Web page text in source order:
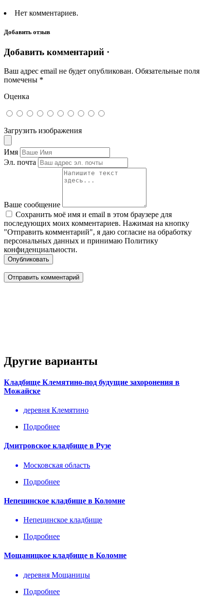
Нет комментариев.
Добавить отзыв
Добавить комментарий ·
Ваш адрес email не будет опубликован. Обязательные поля
помечены *
Оценка
Загрузить изображения
Имя
Эл. почта
Ваше сообщение
Сохранить моё имя и email в этом браузере для
последующих моих комментариев. Нажимая на кнопку
"Отправить комментарий", я даю согласие на обработку
персональных данных и принимаю Политику
конфиденциальности.
Опубликовать
Другие варианты
Кладбище Клемятино-под будущие захоронения в
Можайске
деревня Клемятино
Подробнее
Дмитровское кладбище в Рузе
Московская область
Подробнее
Непецинское кладбище в Коломне
Непецинское кладбище
Подробнее
Мощаницкое кладбище в Коломне
деревня Мощаницы
Подробнее